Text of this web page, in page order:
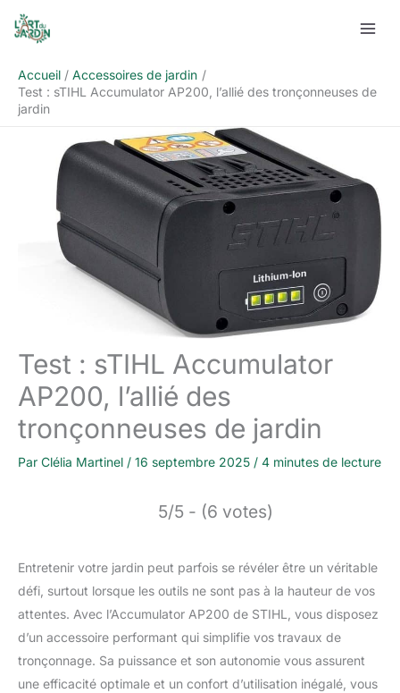
Aller
Accueil
Accessoires de jardin
Test : sTIHL Accumulator AP200, l’allié des tronçonneuses de
jardin
Test : sTIHL Accumulator
AP200, l’allié des
tronçonneuses de jardin
Par Clélia Martinel / 16 septembre 2025 / 4 minutes de lecture
5/5 - (6 votes)
Entretenir votre jardin peut parfois se révéler être un véritable
défi, surtout lorsque les outils ne sont pas à la hauteur de vos
attentes. Avec l’Accumulator AP200 de STIHL, vous disposez
d’un accessoire performant qui simplifie vos travaux de
tronçonnage. Sa puissance et son autonomie vous assurent
une efficacité optimale et un confort d’utilisation inégalé, vous
Rechercher